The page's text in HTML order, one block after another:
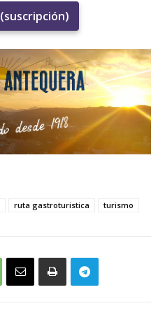
(suscripción)
ruta gastroturistica turismo